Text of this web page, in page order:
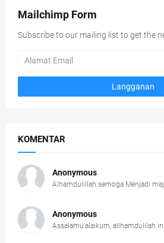
Mailchimp Form
Subscribe to our mailing list to get the
KOMENTAR
Anonymous
Alhamdulillah semoga Menjadi
Anonymous
Assalamu'alaikum, allhamdulilah